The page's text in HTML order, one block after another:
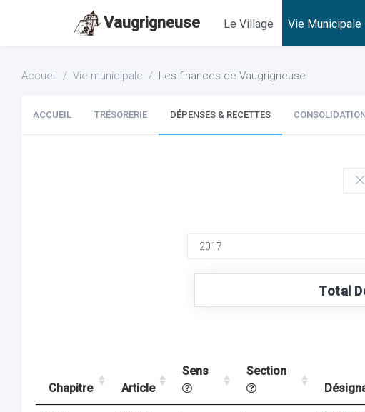
Vaugrigneuse Le Village Vie Municipale
Accueil Vie municipale Les finances de Vaugrigneuse
ACCUEIL TRÉSORERIE DÉPENSES & RECETTES
Total
Chapitre Article
Sens
Section